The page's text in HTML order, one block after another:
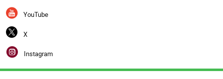
YouTube
X
Instagram